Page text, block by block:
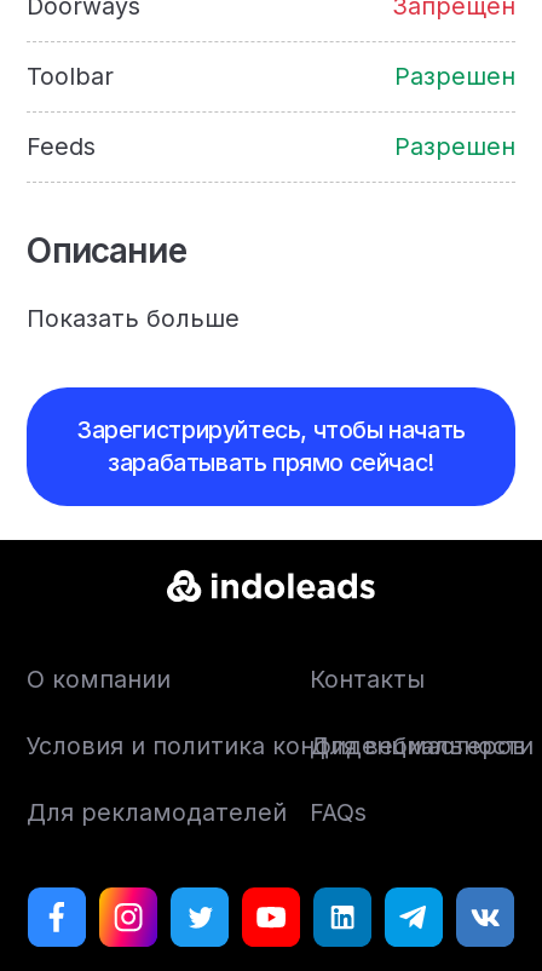
Toolbar Разрешен
Feeds Разрешен
Описание
Показать больше
Зарегистрируйтесь, чтобы начать
зарабатывать прямо сейчас!
О компании Контакты
Условия и политика конфиденциальности
Для вебмастеров
Для рекламодателей FAQs